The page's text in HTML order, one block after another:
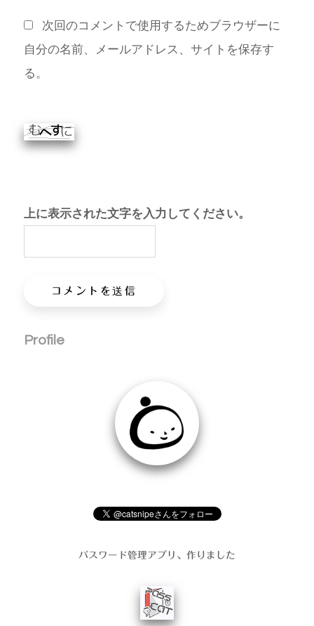
次回のコメントで使用するためブラウザーに
自分の名前、メールアドレス、サイトを保存す
る。
上に表示された文字を入力してください。
Profile
パスワード管理アプリ、作りました